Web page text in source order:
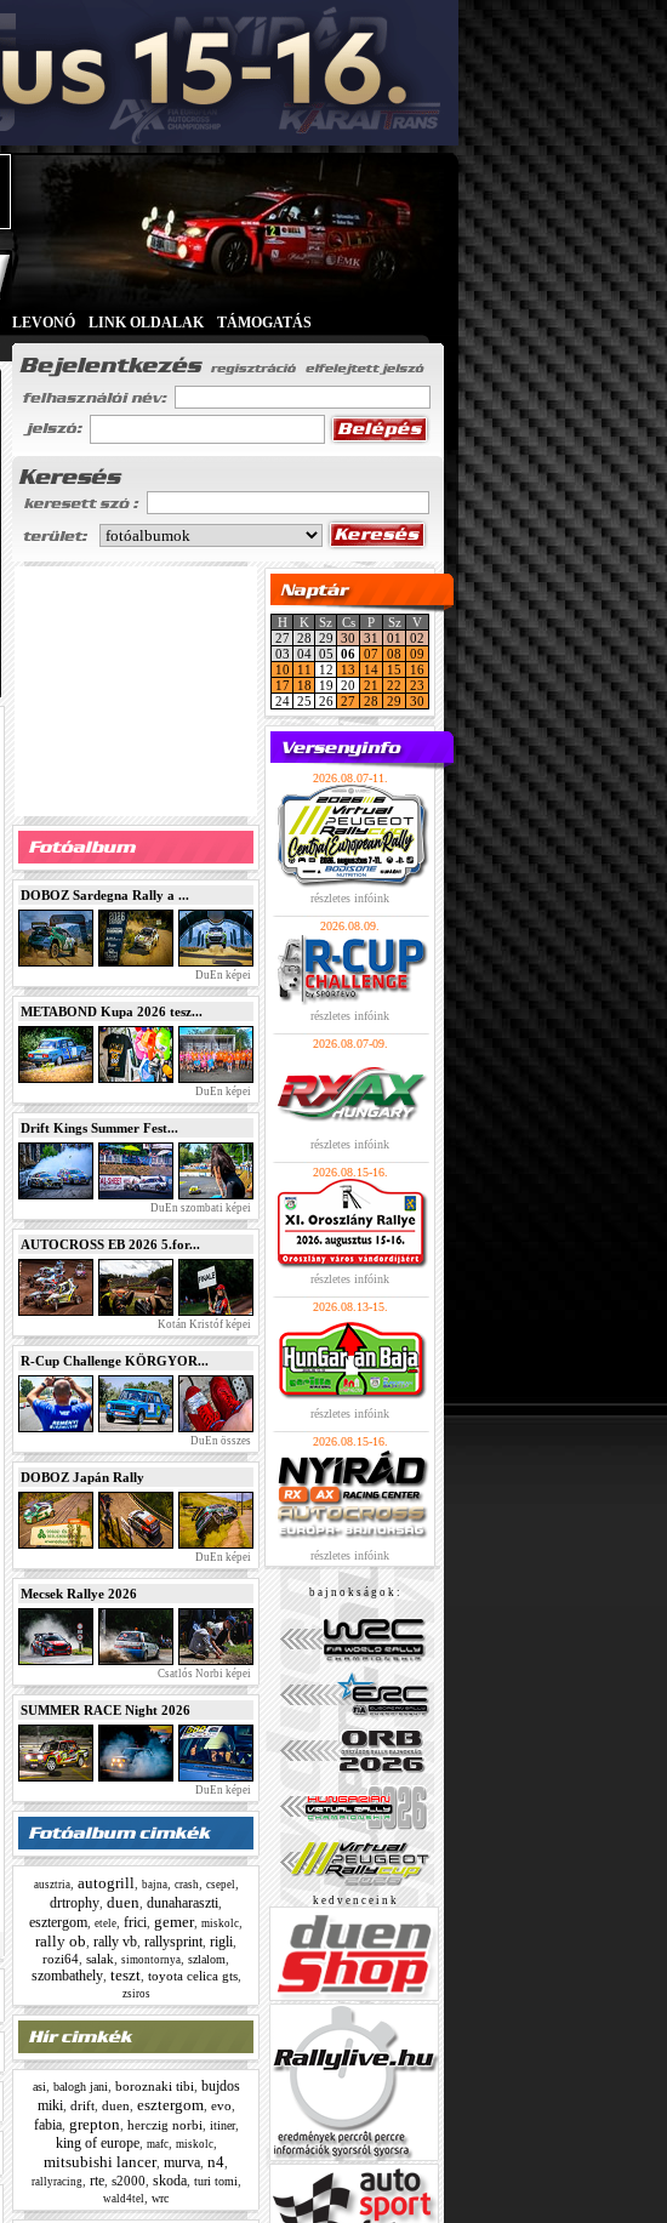
LEVONÓ LINK OLDALAK TÁMOGATÁS
DOBOZ Sardegna Rally a ...
DuEn képei
METABOND Kupa 2026 tesz...
DuEn képei
Drift Kings Summer Fest...
DuEn szombati képei
AUTOCROSS EB 2026 5.for...
Kotán Kristóf képei
R-Cup Challenge KÖRGYOR...
DuEn összes
DOBOZ Japán Rally
DuEn képei
Mecsek Rallye 2026
Csatlós Norbi képei
SUMMER RACE Night 2026
DuEn képei
ausztria, autogrill bajna, crash csepel
drtrophy duen dunaharaszti
esztergom etele frici gemer, miskolc
rally ob rally vb rallysprint rigli
rozi64 salak simontornya szlalom
szombathely, teszt, toyota celica gts,
zsiros
asi balogh jani boroznaki tibi bujdos
miki, drift, duen esztergom, evo
fabia, grepton herczig norbi itiner,
king of europe, mafc, miskolc,
mitsubishi lancer, murva n4
rallyracing rte, s2000 skoda, turi tomi
wald4tel wrc
H K Sz Cs P Sz
V
27 28 29 30 31 01
02
03 04 05 06 07 08
09
10
11 12 13 14 15
16
17
18 19 20 21 22
23
24 25 26 27 28 29 30
2026.08.07-11.
részletes infóink
2026.08.09.
részletes infóink
2026.08.07-09.
részletes infóink
2026.08.15-16.
részletes infóink
2026.08.13-15.
részletes infóink
2026.08.15-16.
részletes infóink
b a j n o k s á g o k :
k e d v e n c e i n k